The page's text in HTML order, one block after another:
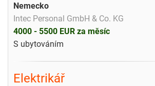
Nemecko
Intec Personal GmbH & Co. KG
4000 - 5500 EUR za měsíc
S ubytováním
Elektrikář